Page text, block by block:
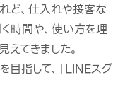
ど、仕入れや接客な
時間や、使い方を理
てきました。
目指して、「LINEスグ